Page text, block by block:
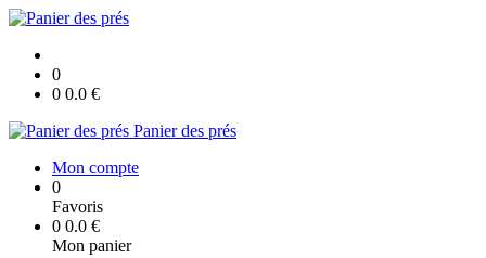
0
0 0.0 €
Panier des prés
Mon compte
0
Favoris
0 0.0 €
Mon panier